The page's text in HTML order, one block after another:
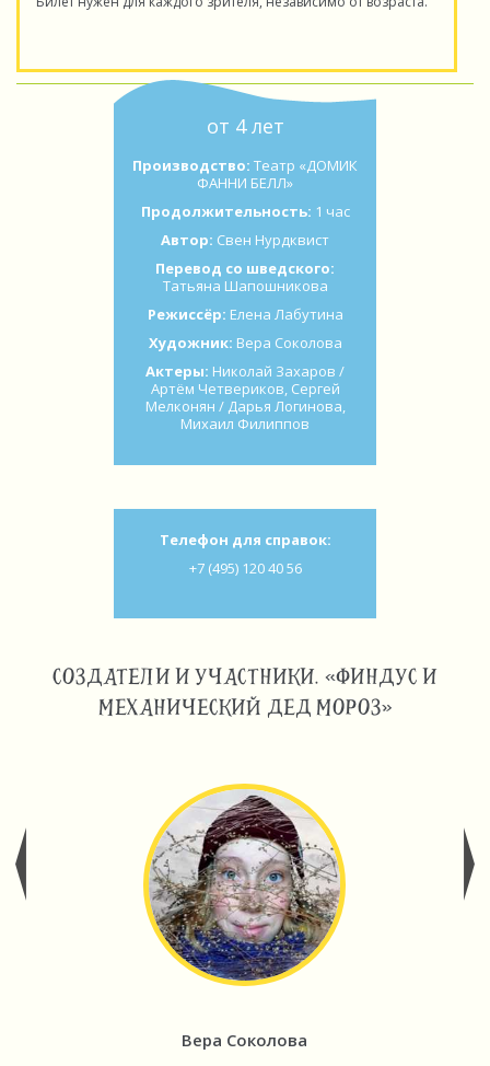
от 4 лет
Производство: Театр «ДОМИК
ФАННИ БЕЛЛ»
Продолжительность: 1 час
Автор: Свен Нурдквист
Перевод со шведского:
Татьяна Шапошникова
Режиссёр: Елена Лабутина
Художник: Вера Соколова
Актеры: Николай Захаров /
Артём Четвериков, Сергей
Мелконян / Дарья Логинова,
Михаил Филиппов
Телефон для справок:
+7 (495) 120 40 56
СОЗДАТЕЛИ И УЧАСТНИКИ. «ФИНДУС И
МЕХАНИЧЕСКИЙ ДЕД МОРОЗ»
Вера Соколова